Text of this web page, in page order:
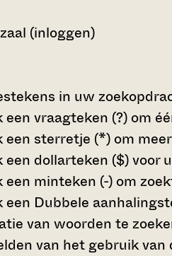
(inloggen)
in uw
een vraagteken (?) om
een sterretje (*) om
een dollarteken ($)voor
een minteken (-) om
een Dubbele
van woorden te
van het gebruik